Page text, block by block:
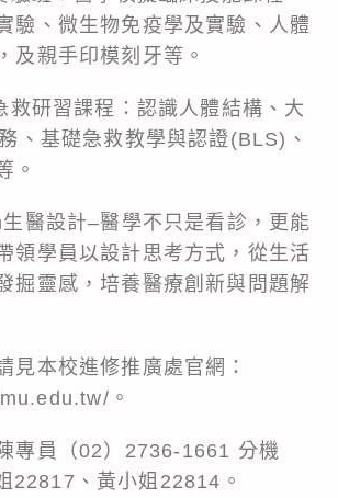
驗、微生物免疫學及實驗、人體
及親手印模刻牙等。
救研習課程：認識人體結構、大
、基礎急救教學與認證(BLS)、
。
醫設計–醫學不只是看診，更能
領學員以設計思考方式，從生活
掘靈感，培養醫療創新與問題解
見本校進修推廣處官網：
。
專員（02）2736-1661 分機
22817、黃小姐22814。